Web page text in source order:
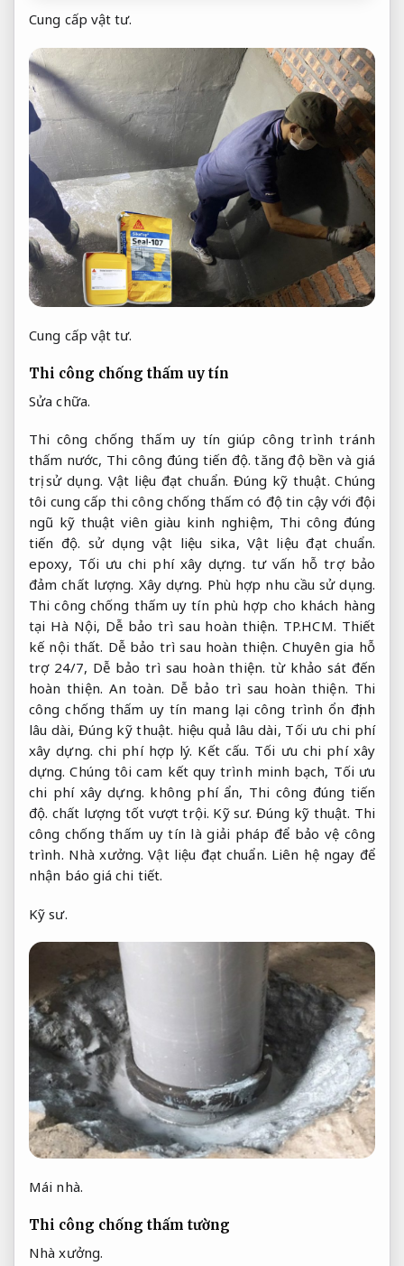
Cung cấp vật tư.
Cung cấp vật tư.
Thi công chống thấm uy tín
Sửa chữa.
Thi công chống thấm uy tín giúp công trình tránh
thấm nước, Thi công đúng tiến độ. tăng độ bền và giá
trị sử dụng. Vật liệu đạt chuẩn. Đúng kỹ thuật. Chúng
tôi cung cấp thi công chống thấm có độ tin cậy với đội
ngũ kỹ thuật viên giàu kinh nghiệm, Thi công đúng
tiến độ. sử dụng vật liệu sika,Vật liệu đạt chuẩn.
epoxy, Tối ưu chi phí xây dựng. tư vấn hỗ trợ bảo
đảm chất lượng. Xây dựng. Phù hợp nhu cầu sử dụng.
Thi công chống thấm uy tín phù hợp cho khách hàng
tại Hà Nội, Dễ bảo trì sau hoàn thiện. TP.HCM. Thiết
kế nội thất. Dễ bảo trì sau hoàn thiện. Chuyên gia hỗ
trợ 24/7, Dễ bảo trì sau hoàn thiện. từ khảo sát đến
hoàn thiện. An toàn. Dễ bảo trì sau hoàn thiện. Thi
công chống thấm uy tín mang lại công trình ổn định
lâu dài,Đúng kỹ thuật. hiệu quả lâu dài, Tối ưu chi phí
xây dựng. chi phí hợp lý. Kết cấu. Tối ưu chi phí xây
dựng. Chúng tôi cam kết quy trình minh bạch, Tối ưu
chi phí xây dựng. không phí ẩn, Thi công đúng tiến
độ. chất lượng tốt vượt trội. Kỹ sư. Đúng kỹ thuật. Thi
công chống thấm uy tín là giải pháp để bảo vệ công
trình. Nhà xưởng. Vật liệu đạt chuẩn. Liên hệ ngay để
nhận báo giá chi tiết.
Kỹ sư.
Mái nhà.
Thi công chống thấm tường
Nhà xưởng.